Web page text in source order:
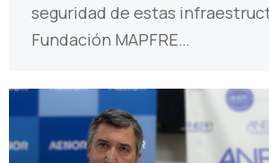
seguridad de estas
Fundación MAPFRE…